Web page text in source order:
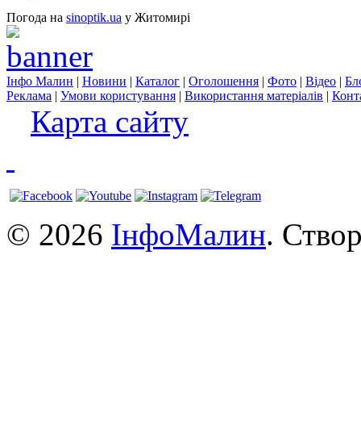
Погода на sinoptik.ua у Житомирі
Інфо Малин | Новини | Каталог | Оголошення | Фото | Відео |
Реклама | Умови користування | Використання матеріалів |
Карта сайту
© 2026 ІнфоМалин.